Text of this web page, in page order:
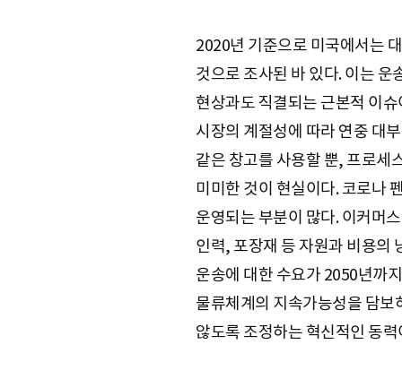
2020년 기준으로 미국에서는
것으로 조사된 바 있다. 이는
현상과도 직결되는 근본적 이
시장의 계절성에 따라 연중 대
같은 창고를 사용할 뿐, 프로세
미미한 것이 현실이다. 코로나
운영되는 부분이 많다. 이커머
인력, 포장재 등 자원과 비용의
운송에 대한 수요가 2050년까
물류체계의 지속가능성을 담보
않도록 조정하는 혁신적인 동